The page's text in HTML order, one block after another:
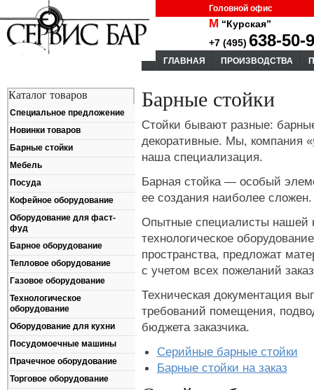
Головной офис
М “Курская”
+7 (495) 638-50-
ГЛАВНАЯ ПРОИЗВОДСТВА
Барные стойки
Стойки бывают разные:
декоративные. Мы, компания «
наша специализация.
Барная стойка — особый
ее создания наиболее сложен.
Опытные специалисты нашей
технологическое
пространства, предложат
с учетом всех пожеланий
Техническая документация
требований помещения,
бюджета заказчика.
Серийные барные стойки
Барные стойки на заказ
Каталог товаров
Специальное предложение
Новинки товаров
Барные стойки
Мебель
Посуда
Кофейное оборудование
Оборудование для фаст-
фуд
Барное оборудование
Тепловое оборудование
Газовое оборудование
Технологическое
оборудование
Оборудование для кухни
Посудомоечные машины
Прачечное оборудование
Торговое оборудование